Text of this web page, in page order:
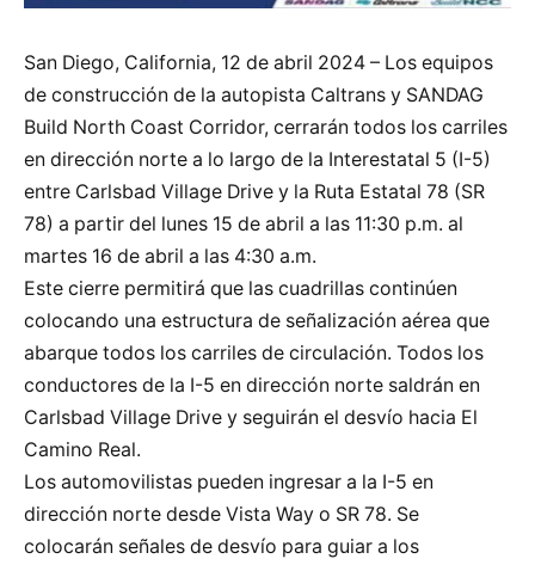
San Diego, California, 12 de abril 2024 – Los equipos
de construcción de la autopista Caltrans y SANDAG
Build North Coast Corridor, cerrarán todos los carriles
en dirección norte a lo largo de la Interestatal 5 (I-5)
entre Carlsbad Village Drive y la Ruta Estatal 78 (SR
78) a partir del lunes 15 de abril a las 11:30 p.m. al
martes 16 de abril a las 4:30 a.m.
Este cierre permitirá que las cuadrillas continúen
colocando una estructura de señalización aérea que
abarque todos los carriles de circulación. Todos los
conductores de la I-5 en dirección norte saldrán en
Carlsbad Village Drive y seguirán el desvío hacia El
Camino Real.
Los automovilistas pueden ingresar a la I-5 en
dirección norte desde Vista Way o SR 78. Se
colocarán señales de desvío para guiar a los